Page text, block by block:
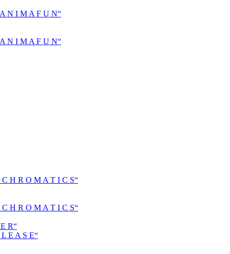
N I M A F U N“
N I M A F U N“
H R O M A T I C S“
H R O M A T I C S“
R“
E A S E“